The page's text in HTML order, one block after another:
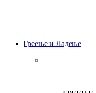
Греење и Ладење